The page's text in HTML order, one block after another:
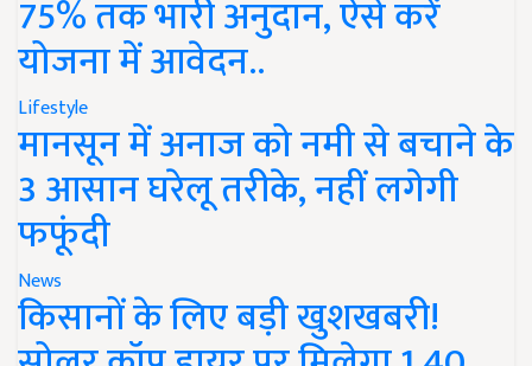
75% तक भारी अनुदान, ऐसे करें
योजना में आवेदन..
Lifestyle
मानसून में अनाज को नमी से बचाने के
3 आसान घरेलू तरीके, नहीं लगेगी
फफूंदी
News
किसानों के लिए बड़ी खुशखबरी!